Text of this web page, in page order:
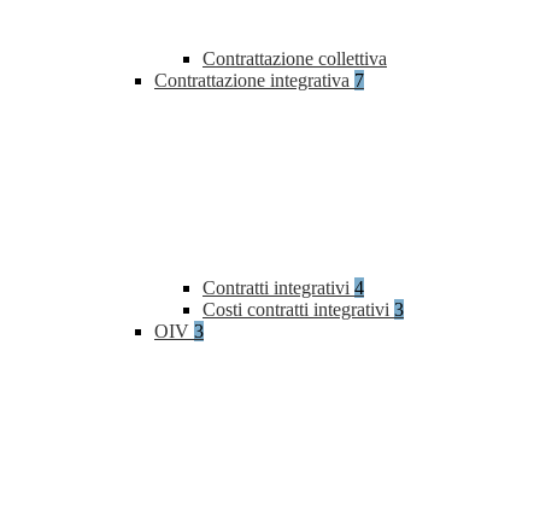
Contrattazione collettiva
Contrattazione integrativa 7
Contratti integrativi 4
Costi contratti integrativi 3
OIV 3